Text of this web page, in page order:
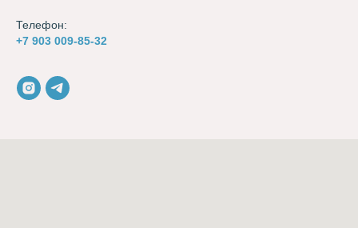
Телефон:
+7 903 009-85-32